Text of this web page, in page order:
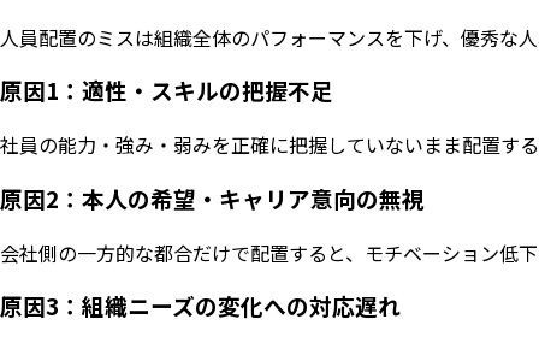
人員配置のミスは組織全体のパフォーマンスを下げ、優秀な
原因1：適性・スキルの把握不足
社員の能力・強み・弱みを正確に把握していないまま配置す
原因2：本人の希望・キャリア意向の無視
会社側の一方的な都合だけで配置すると、モチベーション低
原因3：組織ニーズの変化への対応遅れ